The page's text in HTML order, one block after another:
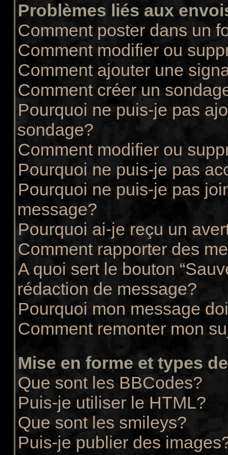
Problèmes liés aux
Comment poster dans un
Comment modifier ou
Comment ajouter une
Comment créer un
Pourquoi ne puis-je pas
sondage?
Comment modifier ou
Pourquoi ne puis-je pas
Pourquoi ne puis-je pas
message?
Pourquoi ai-je reçu un
Comment rapporter des
A quoi sert le bouton
rédaction de message?
Pourquoi mon message
Comment remonter mon
Mise en forme et types
Que sont les BBCodes?
Puis-je utiliser le HTML?
Que sont les smileys?
Puis-je publier des